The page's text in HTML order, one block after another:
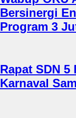
Bersinergi
Program 3
Rapat SDN
Karnaval